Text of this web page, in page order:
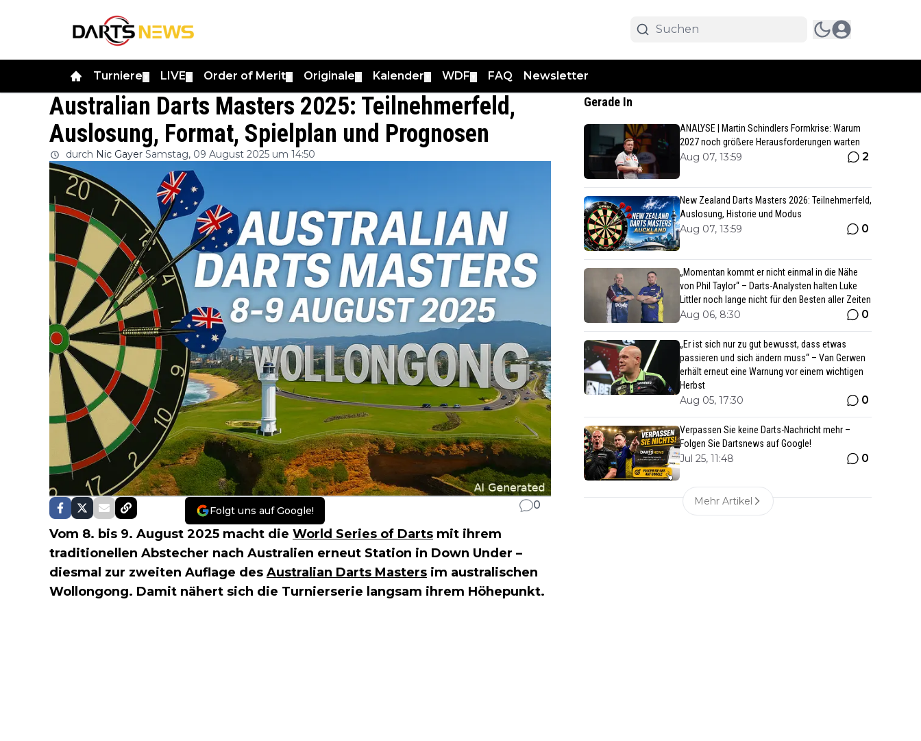
Turniere LIVE Order of Merit Originale Kalender WDF FAQ Newsletter
Australian Darts Masters 2025: Teilnehmerfeld,
Auslosung, Format, Spielplan und Prognosen
durch Nic Gayer Samstag, 09 August 2025 um 14:50
Folgt uns auf Google! 0
Vom 8. bis 9. August 2025 macht die World Series of Darts mit ihrem
traditionellen Abstecher nach Australien erneut Station in Down Under –
diesmal zur zweiten Auflage des Australian Darts Masters im australischen
Wollongong. Damit nähert sich die Turnierserie langsam ihrem Höhepunkt.
Gerade In
ANALYSE | Martin Schindlers Formkrise: Warum
2027 noch größere Herausforderungen warten
Aug 07, 13:59 2
New Zealand Darts Masters 2026: Teilnehmerfeld,
Auslosung, Historie und Modus
Aug 07, 13:59 0
„Momentan kommt er nicht einmal in die Nähe
von Phil Taylor“ – Darts-Analysten halten Luke
Littler noch lange nicht für den Besten aller Zeiten
Aug 06, 8:30 0
„Er ist sich nur zu gut bewusst, dass etwas
passieren und sich ändern muss“ – Van Gerwen
erhält erneut eine Warnung vor einem wichtigen
Herbst
Aug 05, 17:30 0
Verpassen Sie keine Darts-Nachricht mehr –
Folgen Sie Dartsnews auf Google!
Jul 25, 11:48 0
Mehr Artikel